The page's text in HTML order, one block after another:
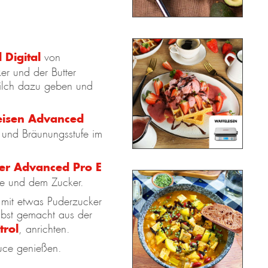
Digital von
und der Butter
dazu geben und
Advanced
Bräunungsstufe im
Advanced Pro E
und dem Zucker.
etwas Puderzucker
gemacht aus der
, anrichten.
genießen.